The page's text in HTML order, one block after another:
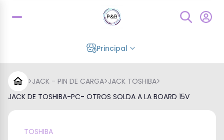
Principal
>JACK - PIN DE CARGA>JACK TOSHIBA>
JACK DE TOSHIBA-PC- OTROS SOLDA A LA BOARD 15V
TOSHIBA